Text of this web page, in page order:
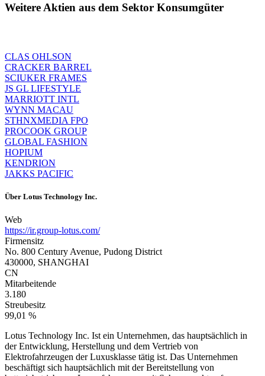
Weitere Aktien aus dem Sektor Konsumgüter
CLAS OHLSON
CRACKER BARREL
SCIUKER FRAMES
JS GL LIFESTYLE
MARRIOTT INTL
WYNN MACAU
STHNXMEDIA FPO
PROCOOK GROUP
GLOBAL FASHION
HOPIUM
KENDRION
JAKKS PACIFIC
Über Lotus Technology Inc.
Web
https://ir.group-lotus.com/
Firmensitz
No. 800 Century Avenue, Pudong District
430000, SHANGHAI
CN
Mitarbeitende
3.180
Streubesitz
99,01 %
Lotus Technology Inc. Ist ein Unternehmen, das hauptsächlich in
der Entwicklung, Herstellung und dem Vertrieb von
Elektrofahrzeugen der Luxusklasse tätig ist. Das Unternehmen
beschäftigt sich hauptsächlich mit der Bereitstellung von